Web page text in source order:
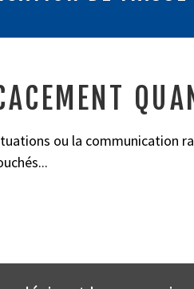
ou la communication